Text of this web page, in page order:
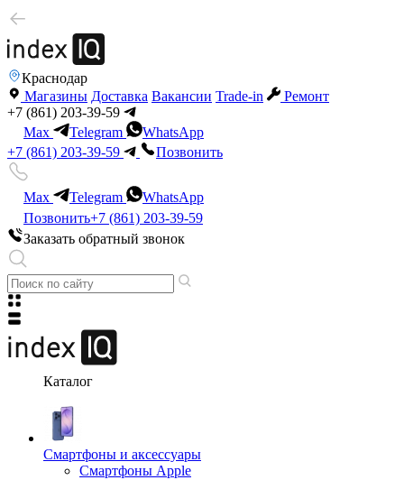
Краснодар
Магазины Доставка Вакансии Trade-in
Ремонт
+7 (861) 203-39-59
Max
Telegram
WhatsApp
+7 (861) 203-39-59
Позвонить
Max Telegram
WhatsApp
Позвонить+7 (861) 203-39-59
Заказать обратный звонок
Каталог
Смартфоны и аксессуары
Смартфоны Apple